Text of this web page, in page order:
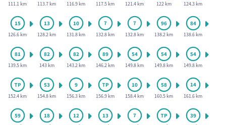
111.1 km 113.7 km 116.9 km 117.5 km 121.4 km 122 km 124.3 km
126.6 km 128.2 km 131.8 km 132.8 km 132.8 km 138.2 km 138.6 km
139.5 km 143 km 143.2 km 146.2 km 149.8 km 149.8 km 149.8 km
152.4 km 154.8 km 156.3 km 156.9 km 158.4 km 160.5 km 161.6 km